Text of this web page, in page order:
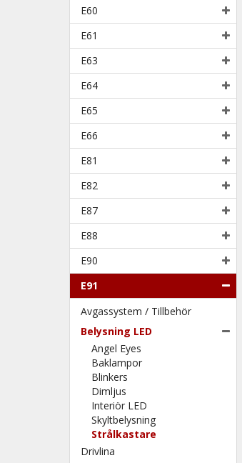
E60
E61
E63
E64
E65
E66
E81
E82
E87
E88
E90
E91
Avgassystem / Tillbehör
Belysning LED
Angel Eyes
Baklampor
Blinkers
Dimljus
Interiör LED
Skyltbelysning
Strålkastare
Drivlina